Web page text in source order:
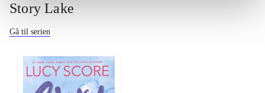
Story Lake
Gå til serien